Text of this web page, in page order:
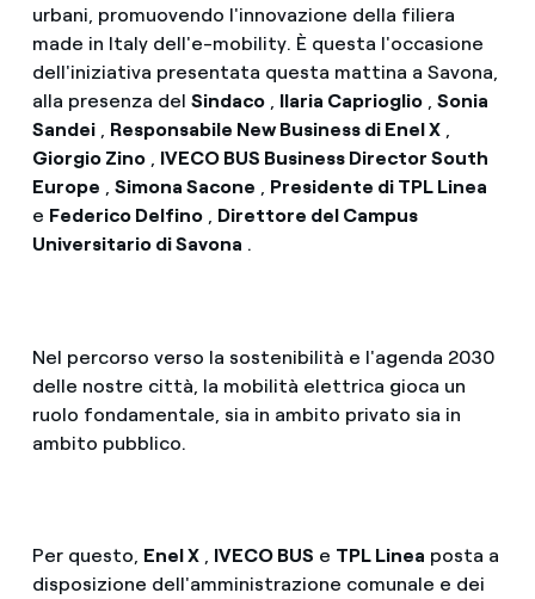
urbani, promuovendo l'innovazione della filiera
made in Italy dell'e-mobility. È questa l'occasione
dell'iniziativa presentata questa mattina a Savona,
alla presenza del Sindaco, Ilaria Caprioglio, Sonia
Sandei, Responsabile New Business di Enel X,
Giorgio Zino, IVECO BUS Business Director South
Europe , Simona Sacone , Presidente di TPL Linea
e Federico Delfino, Direttore del Campus
Universitario di Savona .
Nel percorso verso la sostenibilità e l'agenda 2030
delle nostre città, la mobilità elettrica gioca un
ruolo fondamentale, sia in ambito privato sia in
ambito pubblico.
Per questo, Enel X, IVECO BUS e TPL Linea posta a
disposizione dell'amministrazione comunale e dei